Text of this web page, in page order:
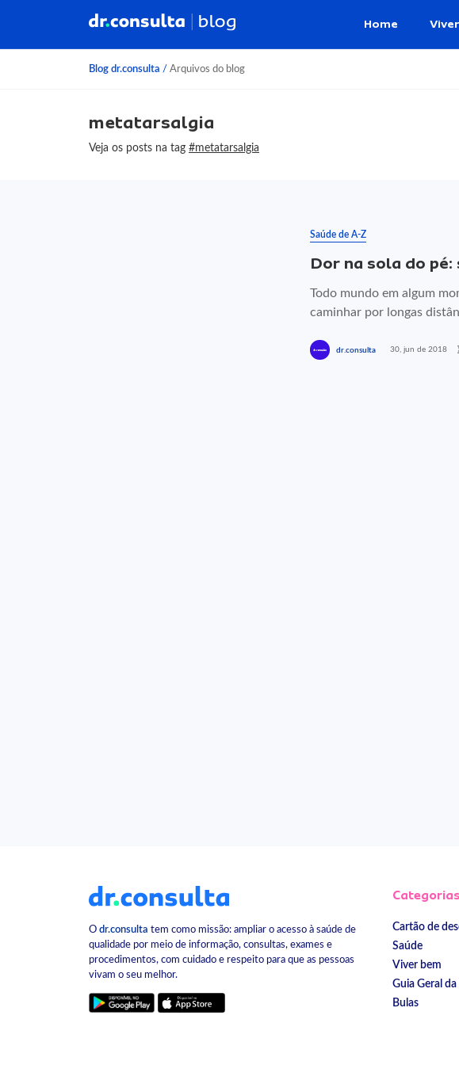
Home
Blog dr.consulta / Arquivos do blog
metatarsalgia
Veja os posts na tag #metatarsalgia
Saúde de A-Z
Dor na sola do pé:
Todo mundo em algum
caminhar por longas
dr.consulta 30, jun de 2018
O dr.consulta tem como missão: ampliar o acesso à saúde de
qualidade por meio de informação, consultas, exames e
procedimentos, com cuidado e respeito para que as pessoas
vivam o seu melhor.
Categorias
Cartão de
Saúde
Viver bem
Guia Geral da
Bulas